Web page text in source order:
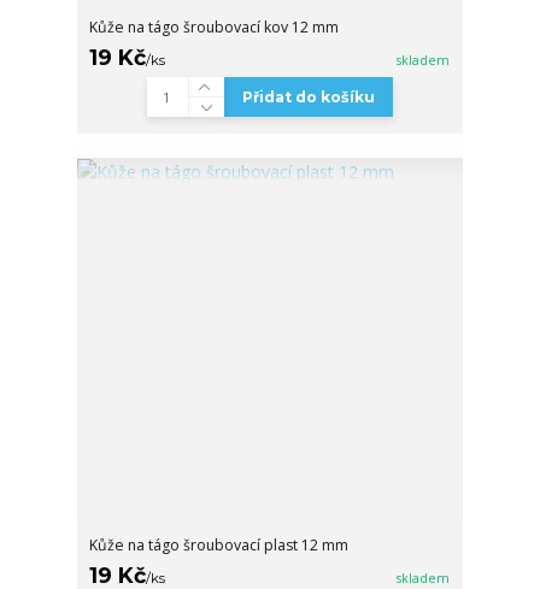
Kůže na tágo šroubovací kov 12 mm
19 Kč/ks skladem
Přidat do košíku
Kůže na tágo šroubovací plast 12 mm
19 Kč/ks skladem